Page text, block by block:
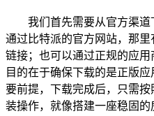
我们首先需要从官方渠
通过比特派的官方网站，那
链接；也可以通过正规的应
目的在于确保下载的是正版
要前提，下载完成后，只需
装操作，就像搭建一座稳固